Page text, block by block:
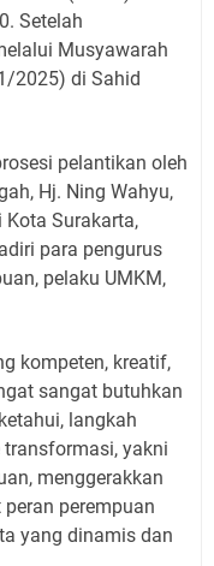
Setelah
Musyawarah
2025) di Sahid
pelantikan oleh
Hj. Ning Wahyu,
Kota Surakarta,
para pengurus
pelaku UMKM,
kompeten, kreatif,
sangat butuhkan
langkah
transformasi, yakni
menggerakkan
perempuan
yang dinamis dan